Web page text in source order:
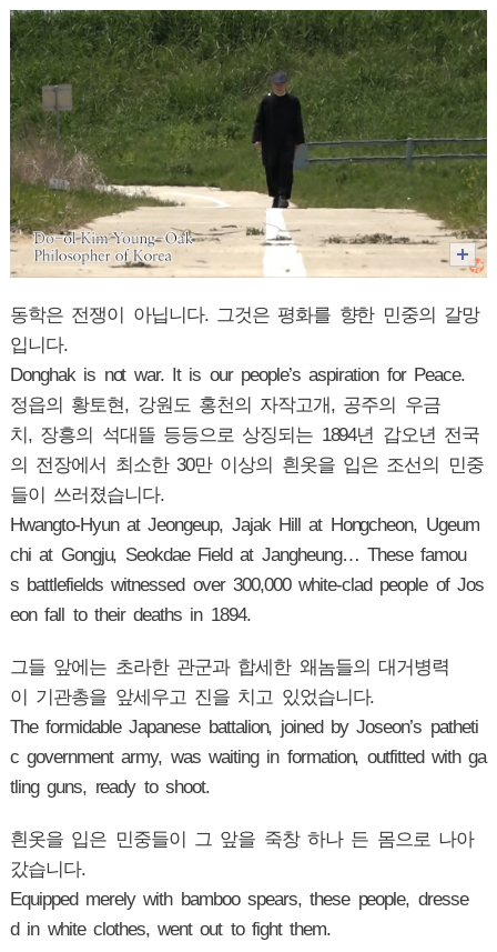
동학은 전쟁이 아닙니다. 그것은 평화를 향한 민중의 갈망
입니다.
Donghak is not war. It is our people’s aspiration for Peace.
정읍의 황토현, 강원도 홍천의 자작고개, 공주의 우금
치, 장흥의 석대뜰 등등으로 상징되는 1894년 갑오년 전국
의 전장에서 최소한 30만 이상의 흰옷을 입은 조선의 민중
들이 쓰러졌습니다.
Hwangto-Hyun at Jeongeup, Jajak Hill at Hongcheon, Ugeum
chi at Gongju, Seokdae Field at Jangheung… These famou
s battlefields witnessed over 300,000 white-clad people of Jos
eon fall to their deaths in 1894.
그들 앞에는 초라한 관군과 합세한 왜놈들의 대거병력
이 기관총을 앞세우고 진을 치고 있었습니다.
The formidable Japanese battalion, joined by Joseon’s patheti
c government army, was waiting in formation, outfitted with ga
tling guns, ready to shoot.
흰옷을 입은 민중들이 그 앞을 죽창 하나 든 몸으로 나아
갔습니다.
Equipped merely with bamboo spears, these people, dresse
d in white clothes, went out to fight them.